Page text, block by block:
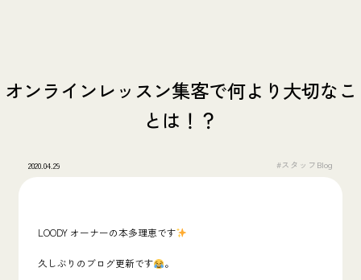
オンラインレッスン集客で何より大切なこ
とは！？
2020.04.29 #スタッフBlog
LOODY オーナーの本多理恵です
久しぶりのブログ更新です 。